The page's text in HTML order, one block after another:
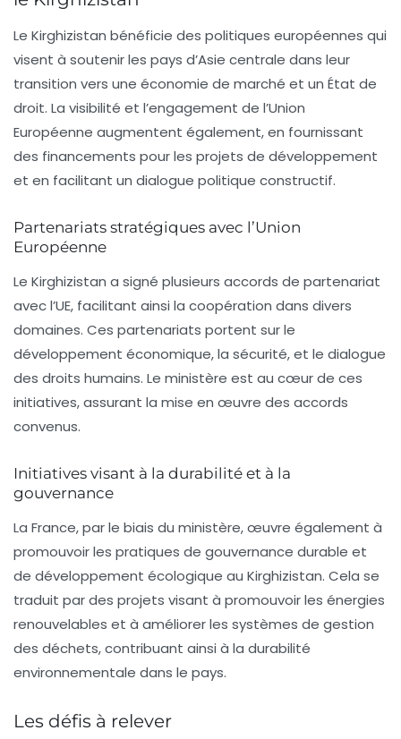
Le Kirghizistan bénéficie des politiques européennes qui
visent à soutenir les pays d’Asie centrale dans leur
transition vers une économie de marché et un État de
droit. La visibilité et l’engagement de l’Union
Européenne augmentent également, en fournissant
des financements pour les projets de développement
et en facilitant un dialogue politique constructif.
Partenariats stratégiques avec l’Union
Européenne
Le Kirghizistan a signé plusieurs accords de partenariat
avec l’UE, facilitant ainsi la coopération dans divers
domaines. Ces partenariats portent sur le
développement économique, la sécurité, et le dialogue
des droits humains. Le ministère est au cœur de ces
initiatives, assurant la mise en œuvre des accords
convenus.
Initiatives visant à la durabilité et à la
gouvernance
La France, par le biais du ministère, œuvre également à
promouvoir les pratiques de gouvernance durable et
de développement écologique au Kirghizistan. Cela se
traduit par des projets visant à promouvoir les énergies
renouvelables et à améliorer les systèmes de gestion
des déchets, contribuant ainsi à la durabilité
environnementale dans le pays.
Les défis à relever